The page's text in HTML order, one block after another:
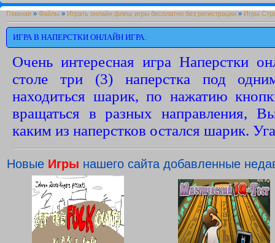
Главная » Файлы » Играть онлайн флеш игры бесплатно без регистрации » Игры
ИГРА В НАПЕРСТКИ ОНЛАЙН ИГРА.
Очень интересная игра Наперстки
столе три (3) наперстка под
находиться шарик, по нажатию
вращаться в разных направления,
каким из наперстков остался шарик.
Новые Игры нашего сайта добавленные